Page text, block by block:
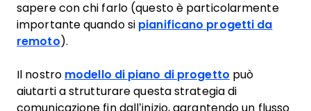
sapere con chi farlo (questo è particolarmente
importante quando si pianificano progetti da
remoto ).
Il nostro modello di piano di progetto può
aiutarti a strutturare questa strategia di
comunicazione fin dall’inizio, garantendo un flusso